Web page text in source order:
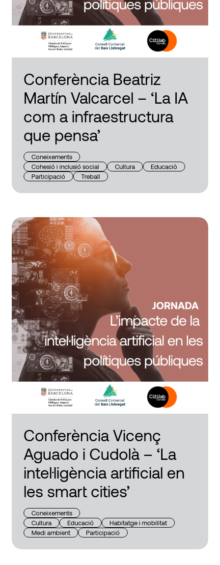
Conferència Beatriz
Martín Valcarcel – ‘La IA
com a infraestructura
que pensa’
Coneixements
Cohesió i inclusió social
Cultura
Educació
Participació
Treball
Conferència Vicenç
Aguado i Cudolà – ‘La
intel·ligència artificial en
les smart cities’
Coneixements
Cultura
Educació
Habitatge i mobilitat
Medi ambient
Participació